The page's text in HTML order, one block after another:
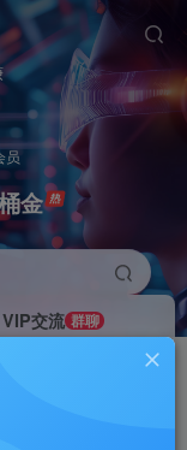
员
金
VIP交流 群聊
研究探讨更多创业项目路子。